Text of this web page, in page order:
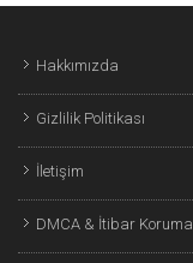
Hakkımızda
Gizlilik Politikası
İletişim
DMCA & İtibar Koruma